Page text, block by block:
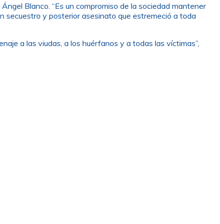
Blanco. “Es un compromiso de la sociedad mantener
secuestro y posterior asesinato que estremeció a toda
a las viudas, a los huérfanos y a todas las víctimas”,